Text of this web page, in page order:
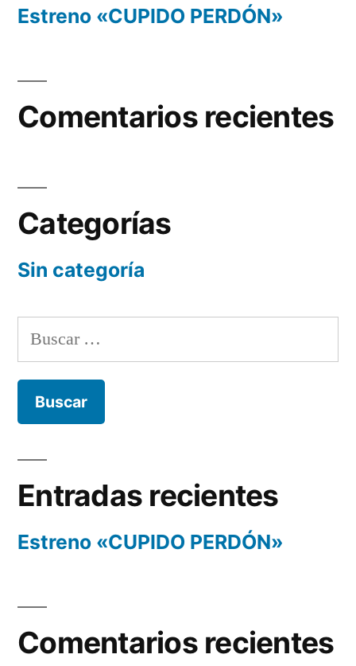
Estreno «CUPIDO PERDÓN»
Comentarios recientes
Categorías
Sin categoría
Buscar:
Entradas recientes
Estreno «CUPIDO PERDÓN»
Comentarios recientes